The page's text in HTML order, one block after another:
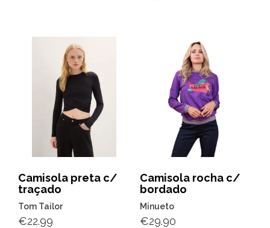
Camisola preta c/
traçado
Tom Tailor
€22.99
Camisola rocha c/
bordado
Minueto
€29.90